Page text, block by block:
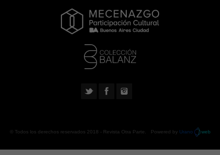
© Todos los derechos reservados 2018 - Revista Otra Parte . Powered by Urano web